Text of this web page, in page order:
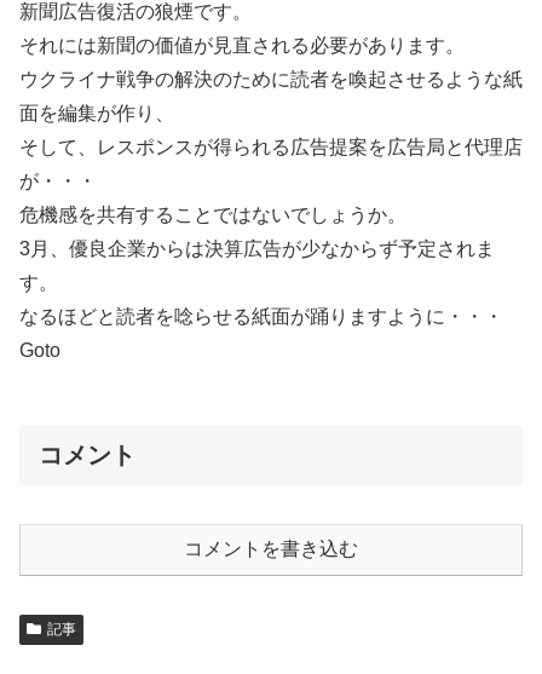
新聞広告復活の狼煙です。
それには新聞の価値が見直される必要があります。
ウクライナ戦争の解決のために読者を喚起させるような紙
面を編集が作り、
そして、レスポンスが得られる広告提案を広告局と代理店
が・・・
危機感を共有することではないでしょうか。
3月、優良企業からは決算広告が少なからず予定されま
す。
なるほどと読者を唸らせる紙面が踊りますように・・・
Goto
コメント
コメントを書き込む
記事